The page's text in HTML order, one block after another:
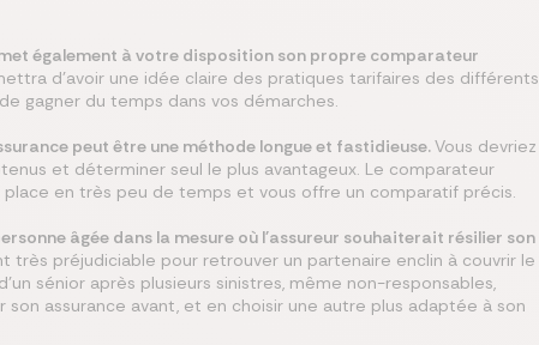
également à votre disposition son propre comparateur
d’avoir une idée claire des pratiques tarifaires des différents
gagner du temps dans vos démarches.
peut être une méthode longue et fastidieuse.Vous devriez
et déterminer seul le plus avantageux. Le comparateur
en très peu de temps et vous offre un comparatif précis.
âgée dans la mesure où l'assureur souhaiterait résilier son
préjudiciable pour retrouver un partenaire enclin à couvrir le
sénior après plusieurs sinistres, même non-responsables,
assurance avant, et en choisir une autre plus adaptée à son